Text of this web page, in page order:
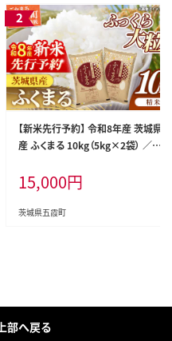
【新米先行予約】 令和8年産 茨城県
産 ふくまる 10kg（5kg×2袋） ／
米 お米 精米 特A米 特A 特A評価
旨味 安心 美味しい 茨城県 五霞町
15,000円
茨城県五霞町
部へ戻る